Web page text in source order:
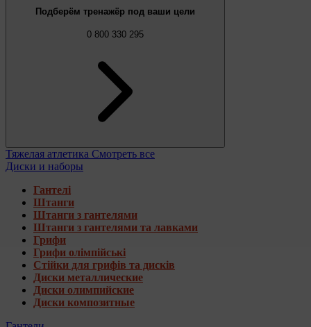
Подберём тренажёр под ваши цели
0 800 330 295
Тяжелая атлетика Смотреть все
Диски и наборы
Гантелі
Штанги
Штанги з гантелями
Штанги з гантелями та лавками
Грифи
Грифи олімпійські
Стійки для грифів та дисків
Диски металлические
Диски олимпийские
Диски композитные